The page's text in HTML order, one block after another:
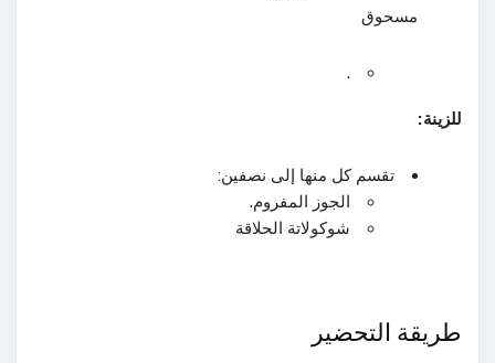
مسحوق
.
للزينة:
تقسم كل منها إلى نصفين:
الجوز المفروم.
شوكولاتة الحلاقة
طريقة التحضير